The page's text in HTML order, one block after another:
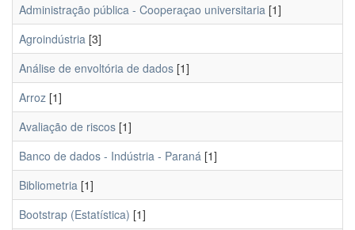
Administração pública - Cooperaçao universitaria [1]
Agroindústria [3]
Análise de envoltória de dados [1]
Arroz [1]
Avaliação de riscos [1]
Banco de dados - Indústria - Paraná [1]
Bibliometria [1]
Bootstrap (Estatística) [1]